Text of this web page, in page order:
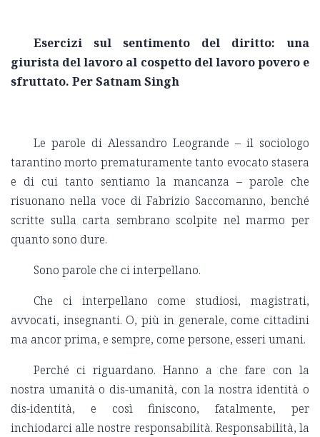
Esercizi sul sentimento del diritto: una
giurista del lavoro al cospetto del lavoro povero e
sfruttato. Per Satnam Singh
Le parole di Alessandro Leogrande – il sociologo
tarantino morto prematuramente tanto evocato stasera
e di cui tanto sentiamo la mancanza – parole che
risuonano nella voce di Fabrizio Saccomanno, benché
scritte sulla carta sembrano scolpite nel marmo per
quanto sono dure.
Sono parole che ci interpellano.
Che ci interpellano come studiosi, magistrati,
avvocati, insegnanti. O, più in generale, come cittadini
ma ancor prima, e sempre, come persone, esseri umani.
Perché ci riguardano. Hanno a che fare con la
nostra umanità o dis-umanità, con la nostra identità o
dis-identità, e così finiscono, fatalmente, per
inchiodarci alle nostre responsabilità. Responsabilità, la